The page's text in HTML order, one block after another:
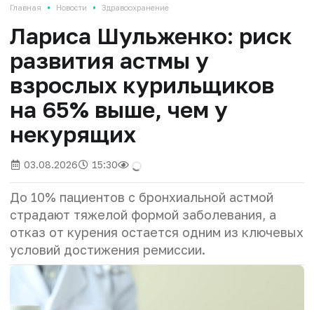
Главная • Новости • Здравоохранение
Лариса Шульженко: риск
развития астмы у
взрослых курильщиков
на 65% выше, чем у
некурящих
03.08.2026 15:30
До 10% пациентов с бронхиальной астмой
страдают тяжелой формой заболевания, а
отказ от курения остается одним из ключевых
условий достижения ремиссии.